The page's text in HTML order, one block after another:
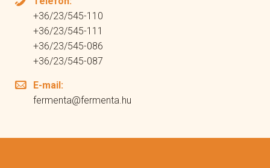
+36/23/545-110
+36/23/545-111
+36/23/545-086
+36/23/545-087
E-mail:
fermenta@fermenta.hu